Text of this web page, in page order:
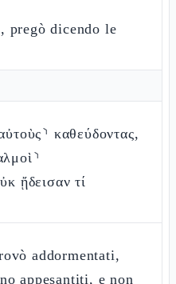
pregò dicendo le
καθεύδοντας,
ᾔδεισαν τί
addormentati,
appesantiti, e non